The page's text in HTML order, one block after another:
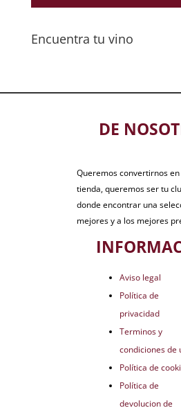
Encuentra tu vino
DE
Queremos convertirnos
tienda, queremos ser tu
donde encontrar una
mejores y a los mejores
Aviso legal
Política de
privacidad
Terminos y
condiciones de
Política de
Política de
devolucion de